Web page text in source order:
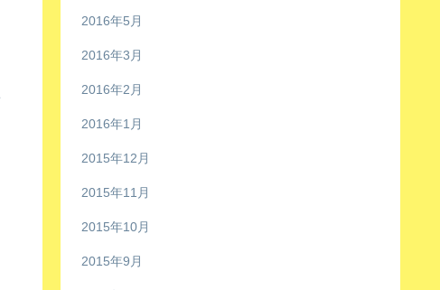
2016年5月
2016年3月
2016年2月
2016年1月
2015年12月
2015年11月
2015年10月
2015年9月